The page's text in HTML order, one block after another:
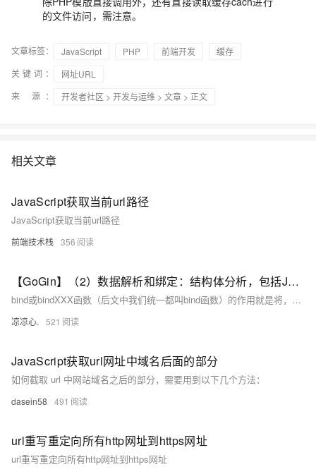
的文件访问，需注意。
文章标签： JavaScript PHP 前端开发
缓存
关键词：
网址URL
来 源：
开发者社区 > 开发与运维 > 文章 > 正文
相关文章
JavaScript获取当前url路径
JavaScript获取当前url路径
前端技术栈 356
【GoGin】（2）数据解析和绑定：结构体分析，包括JSON解析、form解析、URL解析，区分绑定的Bind方法
bind或bindXXX函数（后文中我们统一都叫bind函数）的作用就是将，以方便后续业务逻辑的处理。
凉凉心. 521
JavaScript获取url网址中域名后面的部分
如何截取 url 中网站域名之后的部分，需要用到以下几个方法：
dasein58 491
url重写重定向所有http网址到https网址
url重写重定向所有http网址到https网址